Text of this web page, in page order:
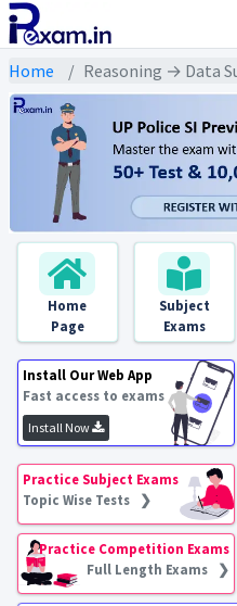
Home Reasoning → Data Sufficiency (आकड़ों की
Home
Page
Subject
Exams
Install Our Web App
Fast access to exams
Install Now
Practice Subject Exams
Topic Wise Tests ❯
Practice Competition Exams
Full Length Exams ❯